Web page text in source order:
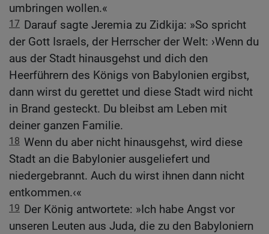
umbringen wollen.«
17 Darauf sagte Jeremia zu Zidkija: »So spricht
der Gott Israels, der Herrscher der Welt: ›Wenn du
aus der Stadt hinausgehst und dich den
Heerführern des Königs von Babylonien ergibst,
dann wirst du gerettet und diese Stadt wird nicht
in Brand gesteckt. Du bleibst am Leben mit
deiner ganzen Familie.
18 Wenn du aber nicht hinausgehst, wird diese
Stadt an die Babylonier ausgeliefert und
niedergebrannt. Auch du wirst ihnen dann nicht
entkommen.‹«
19 Der König antwortete: »Ich habe Angst vor
unseren Leuten aus Juda, die zu den Babyloniern